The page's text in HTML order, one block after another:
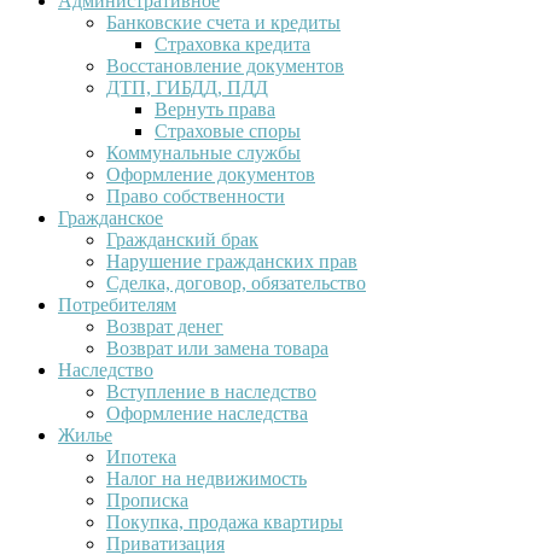
Банковские счета и кредиты
Страховка кредита
Восстановление документов
ДТП, ГИБДД, ПДД
Вернуть права
Страховые споры
Коммунальные службы
Оформление документов
Право собственности
Гражданское
Гражданский брак
Нарушение гражданских прав
Сделка, договор, обязательство
Потребителям
Возврат денег
Возврат или замена товара
Наследство
Вступление в наследство
Оформление наследства
Жилье
Ипотека
Налог на недвижимость
Прописка
Покупка, продажа квартиры
Приватизация